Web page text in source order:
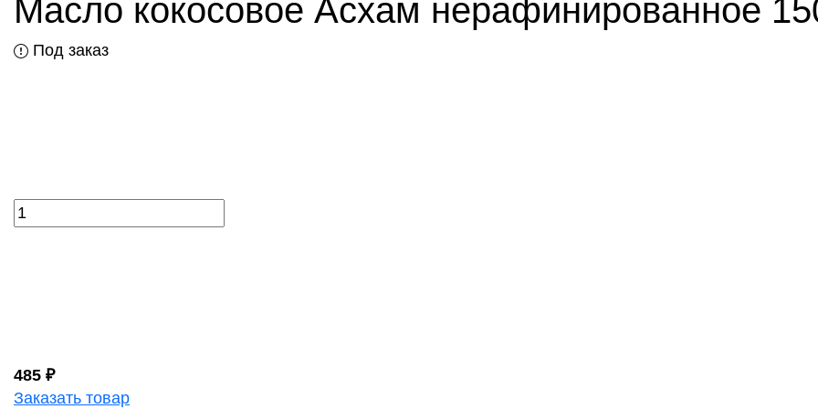
Масло кокосовое Асхам нерафинированное
Под заказ
485 ₽
Заказать товар